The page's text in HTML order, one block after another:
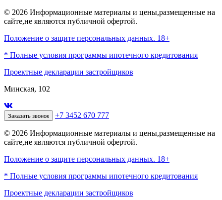
© 2026 Информационные материалы и цены,размещенные на
сайте,не являются публичной офертой.
Положение о защите персональных данных. 18+
* Полные условия программы ипотечного кредитования
Проектные декларации застройщиков
Минская, 102
Заказать звонок +7 3452 670 777
© 2026 Информационные материалы и цены,размещенные на
сайте,не являются публичной офертой.
Положение о защите персональных данных. 18+
* Полные условия программы ипотечного кредитования
Проектные декларации застройщиков